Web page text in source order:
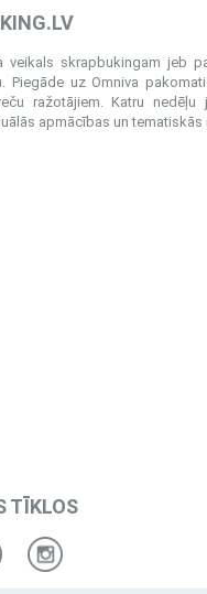
veikals skrapbukingam jeb
Piegāde uz Omniva
ražotājiem. Katru
apmācības un
TĪKLOS